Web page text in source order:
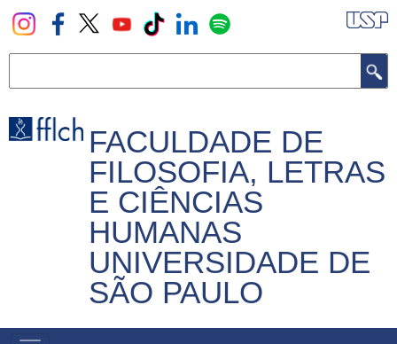
Pular
para
principal
FACULDADE DE
FILOSOFIA, LETRAS
E CIÊNCIAS
HUMANAS
UNIVERSIDADE DE
SÃO PAULO